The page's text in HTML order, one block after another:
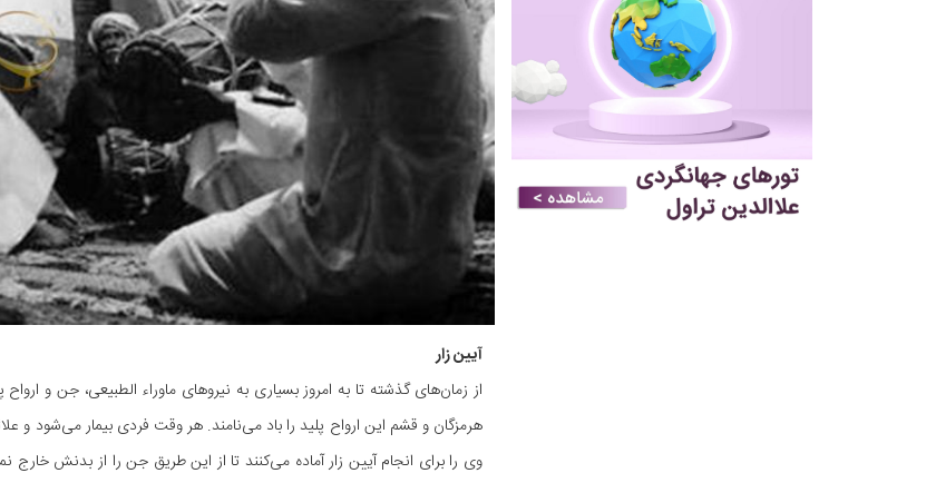
آیین زار
از زمان‌های گذشته تا به امروز بسیاری به نیروهای ماوراء الطبیعی، جن و
هرمزگان و قشم این ارواح پلید را باد می‌نامند. هر وقت فردی بیمار می‌شود
وی را برای انجام آیین زار آماده می‌کنند تا از این طریق جن را از بدنش خارج